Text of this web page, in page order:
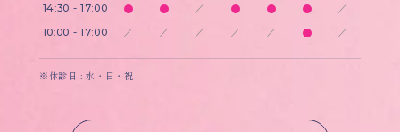
14:30 - 17:00 ／ ／
10:00 - 17:00 ／ ／ ／ ／ ／ ／
※休診日 : 水・日・祝